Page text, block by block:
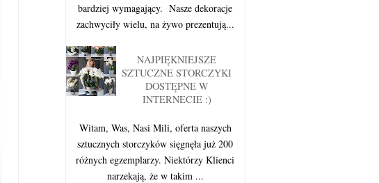
bardziej wymagający. Nasze dekoracje
zachwyciły wielu, na żywo prezentują...
NAJPIĘKNIEJSZE
SZTUCZNE STORCZYKI
DOSTĘPNE W
INTERNECIE :)
Witam, Was, Nasi Mili, oferta naszych
sztucznych storczyków sięgnęła już 200
różnych egzemplarzy. Niektórzy Klienci
narzekają, że w takim ...